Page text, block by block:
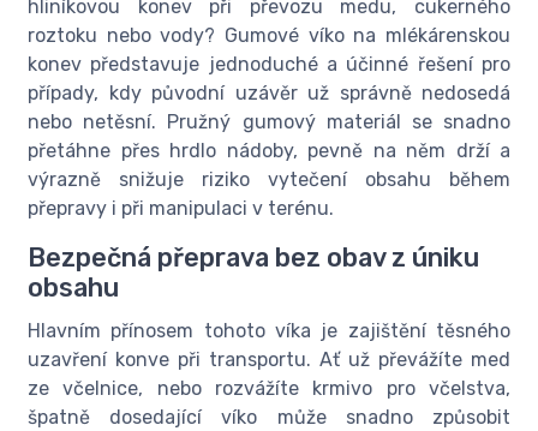
hliníkovou konev při převozu medu, cukerného
roztoku nebo vody? Gumové víko na mlékárenskou
konev představuje jednoduché a účinné řešení pro
případy, kdy původní uzávěr už správně nedosedá
nebo netěsní. Pružný gumový materiál se snadno
přetáhne přes hrdlo nádoby, pevně na něm drží a
výrazně snižuje riziko vytečení obsahu během
přepravy i při manipulaci v terénu.
Bezpečná přeprava bez obav z úniku
obsahu
Hlavním přínosem tohoto víka je zajištění těsného
uzavření konve při transportu. Ať už převážíte med
ze včelnice, nebo rozvážíte krmivo pro včelstva,
špatně dosedající víko může snadno způsobit